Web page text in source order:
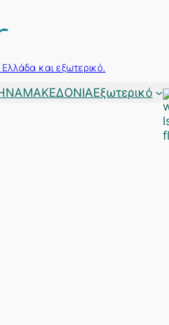
Ελλάδα και εξωτερικό.
ΜΑΚΕΔΟΝΙΑΕξωτερικό